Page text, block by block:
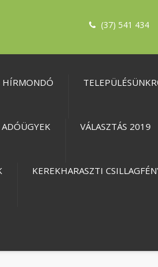
(37) 541 434
HÍRMONDÓ
ADÓÜGYEK VÁLASZTÁS 2019
KEREKHARASZTI